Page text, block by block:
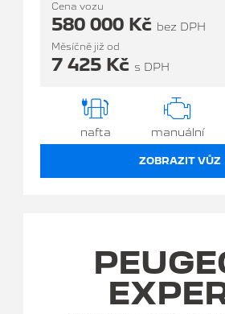
Cena vozu
580 000 Kč bez DPH
Měsíčně již od
7 425 Kč s DPH
nafta manuální
ZOBRAZIT VŮZ